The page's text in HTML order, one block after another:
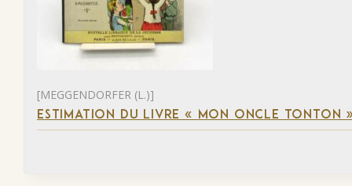
[MEGGENDORFER (L.)]
ESTIMATION DU LIVRE « MON ONCLE TONTON